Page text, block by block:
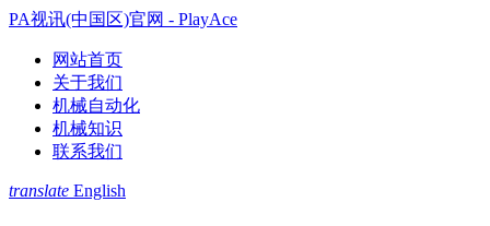
PA视讯(中国区)官网 - PlayAce
网站首页
关于我们
机械自动化
机械知识
联系我们
translate English